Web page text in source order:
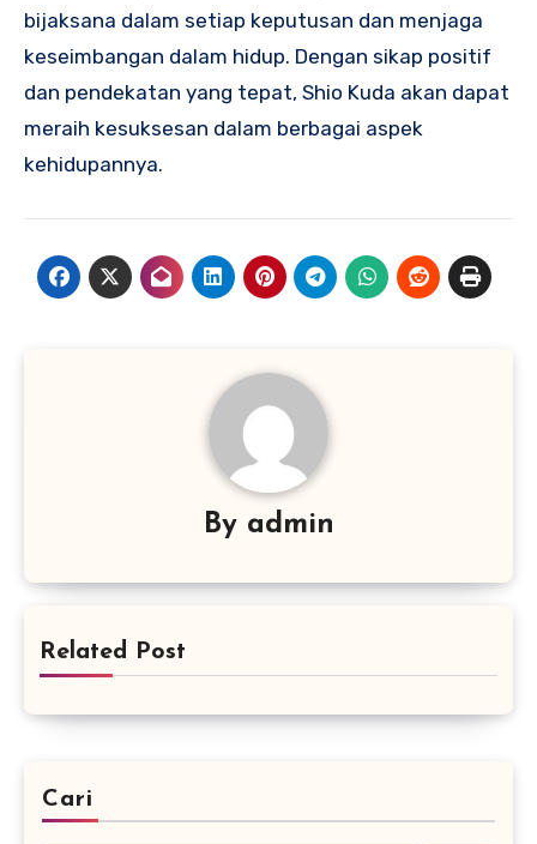
bijaksana dalam setiap keputusan dan menjaga
keseimbangan dalam hidup. Dengan sikap positif
dan pendekatan yang tepat, Shio Kuda akan dapat
meraih kesuksesan dalam berbagai aspek
kehidupannya.
By admin
Related Post
Cari